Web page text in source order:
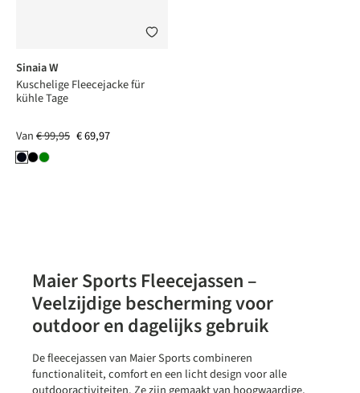
Sinaia W
Kuschelige Fleecejacke für
kühle Tage
Van€ 99,95 € 69,97
Maier Sports Fleecejassen –
Veelzijdige bescherming voor
outdoor en dagelijks gebruik
De fleecejassen van Maier Sports combineren
functionaliteit, comfort en een licht design voor alle